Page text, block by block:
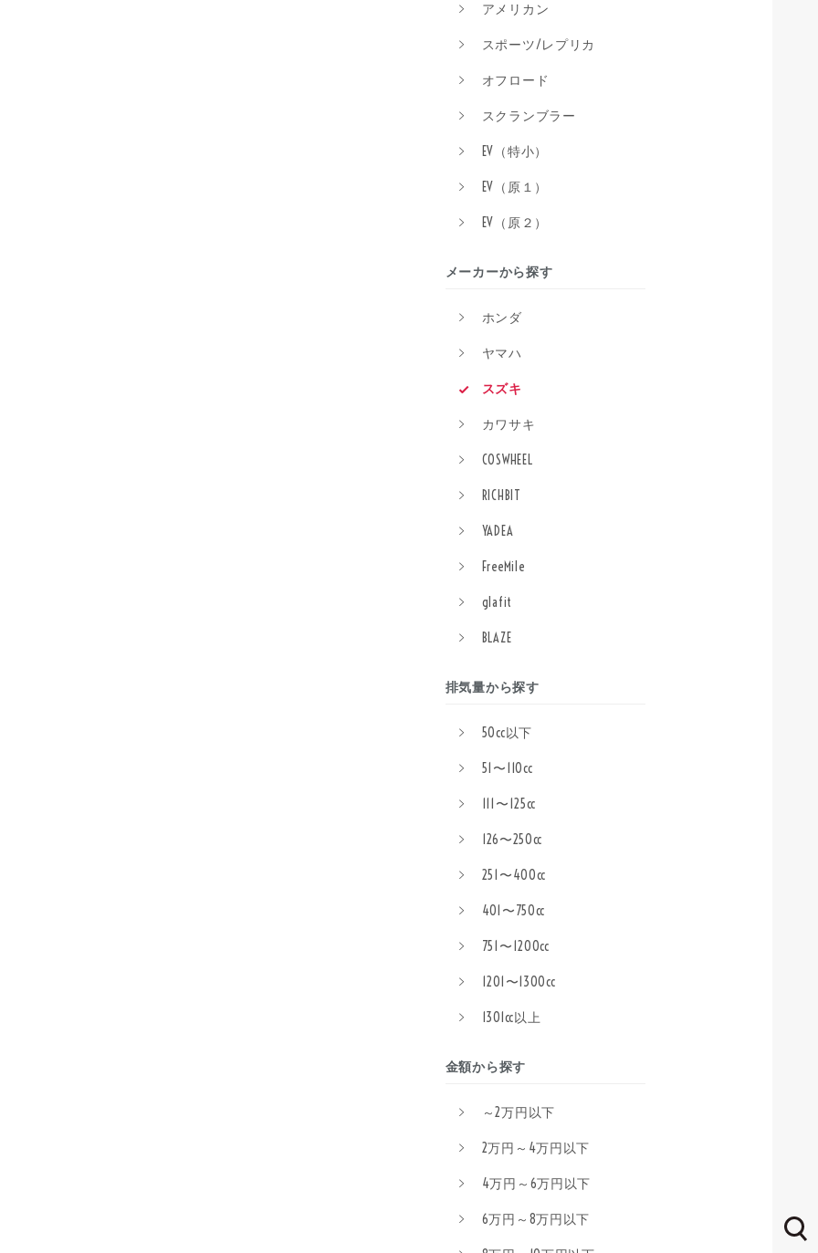
アメリカン
スポーツ/レプリカ
オフロード
スクランブラー
EV（特小）
EV（原１）
EV（原２）
メーカーから探す
ホンダ
ヤマハ
スズキ
カワサキ
COSWHEEL
RICHBIT
YADEA
FreeMile
glafit
BLAZE
排気量から探す
50cc以下
51〜110cc
111〜125cc
126〜250cc
251〜400cc
401〜750cc
751〜1200cc
1201〜1300cc
1301cc以上
金額から探す
～2万円以下
2万円～4万円以下
4万円～6万円以下
6万円～8万円以下